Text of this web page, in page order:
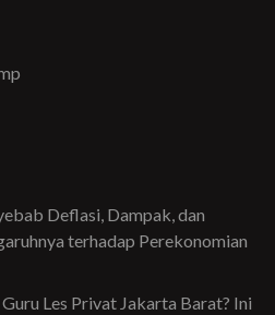
Deflasi, Dampak, dan
terhadap Perekonomian
Les Privat Jakarta Barat? Ini